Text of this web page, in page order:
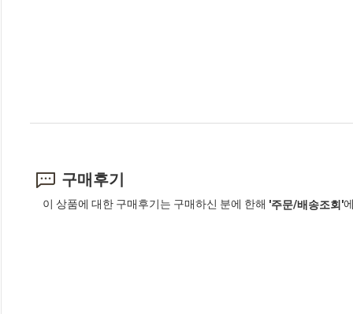
구매후기
이 상품에 대한 구매후기는 구매하신 분에 한해 '주문/배송조회'